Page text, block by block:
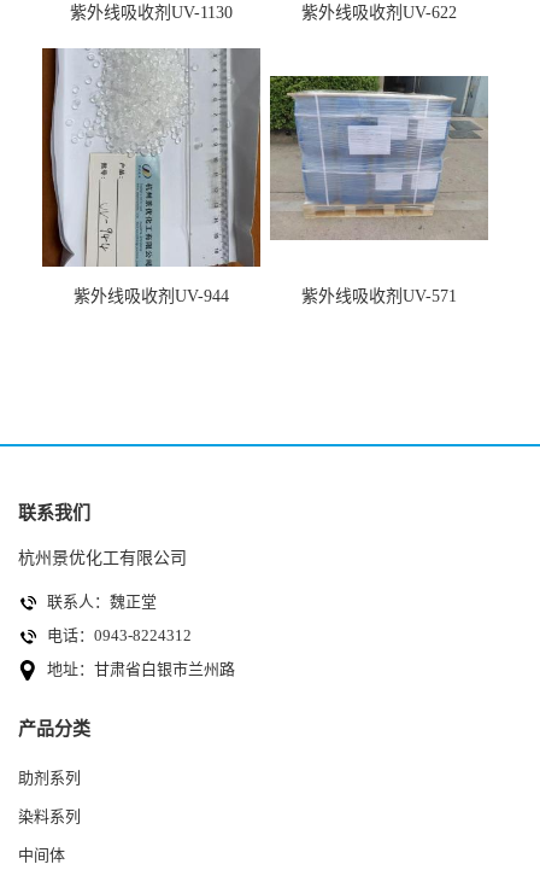
紫外线吸收剂UV-1130 紫外线吸收剂UV-622
紫外线吸收剂UV-944 紫外线吸收剂UV-571
联系我们
杭州景优化工有限公司
联系人：魏正堂
电话：0943-8224312
地址：甘肃省白银市兰州路
产品分类
助剂系列
染料系列
中间体